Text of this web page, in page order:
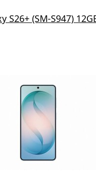
S26+ (SM-S947)